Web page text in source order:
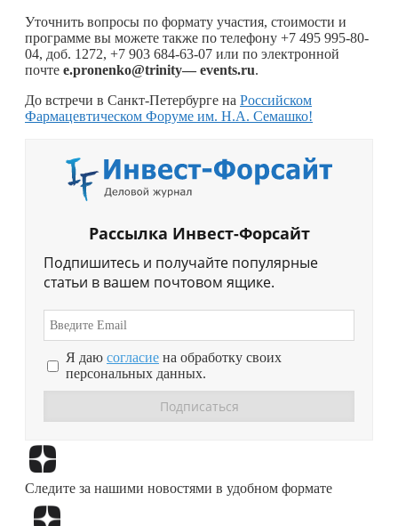
Уточнить вопросы по формату участия, стоимости и
программе вы можете также по телефону +7 495 995-80-
04, доб. 1272, +7 903 684-63-07 или по электронной
почте e.pronenko@trinity— events.ru.
До встречи в Санкт-Петербурге на Российском
Фармацевтическом Форуме им. Н.А. Семашко!
Рассылка Инвест-Форсайт
Подпишитесь и получайте популярные
статьи в вашем почтовом ящике.
Я даю согласие на обработку своих
персональных данных.
Следите за нашими новостями в удобном формате